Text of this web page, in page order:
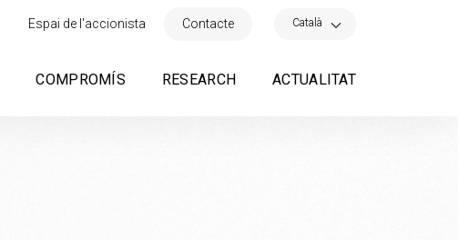
Espai de l'accionista Contacte Català
COMPROMÍS RESEARCH ACTUALITAT